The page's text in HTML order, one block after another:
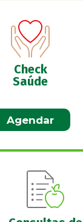
Check
Saúde
Agendar